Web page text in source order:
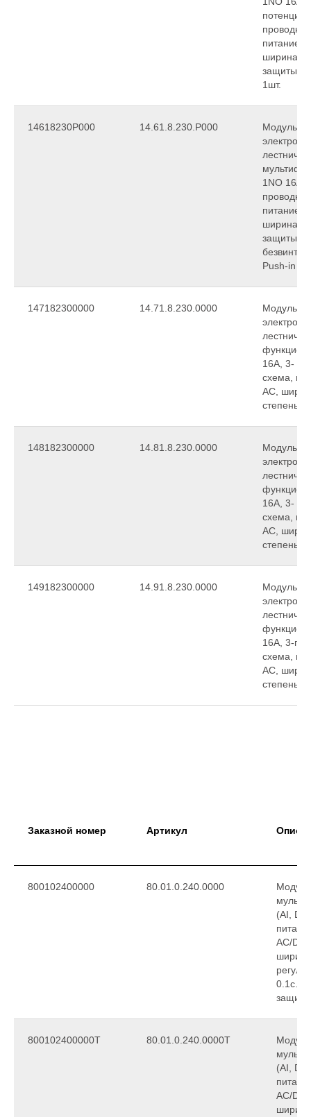
питание
ширина
защиты
1шт.
14618230P000 14.61.8.230.P000
1NO 16A,
питание
ширина
защиты
Push-in
147182300000 14.71.8.230.0000
16A, 3-
схема,
АC,
степень
148182300000 14.81.8.230.0000
16A, 3-
схема,
АC,
степень
149182300000 14.91.8.230.0000
16A, 3-
схема,
АC,
степень
Заказной номер Артикул
800102400000 80.01.0.240.0000
(AI, DI,
АС/DC,
800102400000T 80.01.0.240.0000T
(AI, DI,
АС/DC,